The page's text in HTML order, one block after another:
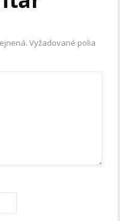
Vyžadované polia